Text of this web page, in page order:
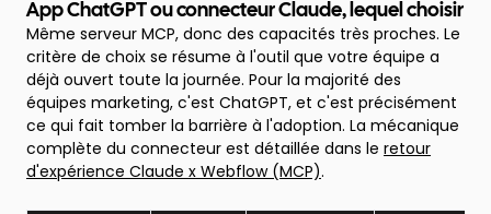
App ChatGPT ou connecteur Claude, lequel choisir
Même serveur MCP, donc des capacités très proches. Le
critère de choix se résume à l'outil que votre équipe a
déjà ouvert toute la journée. Pour la majorité des
équipes marketing, c'est ChatGPT, et c'est précisément
ce qui fait tomber la barrière à l'adoption. La mécanique
complète du connecteur est détaillée dans le retour
d'expérience Claude x Webflow (MCP).